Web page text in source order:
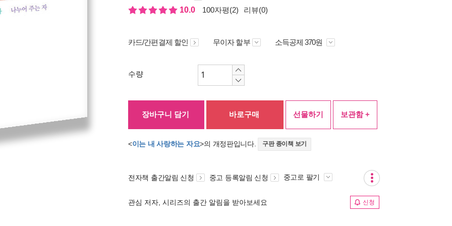
10.0
100자평(2) 리뷰(0)
카드/간편결제 할인 무이자 할부 소득공제 370원
수량
장바구니 담기 바로구매 선물하기 보관함 +
<이는 내 사랑하는 자요>의 개정판입니다. 구판 종이책 보기
전자책 출간알림 신청 중고 등록알림 신청 중고로 팔기
관심 저자, 시리즈의 출간 알림을 받아보세요 신청